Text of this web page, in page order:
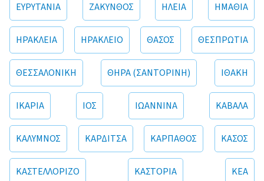
ΕΥΡΥΤΑΝΙΑ ΖΑΚΥΝΘΟΣ ΗΛΕΙΑ ΗΜΑΘΙΑ
ΗΡΑΚΛΕΙΑ ΗΡΑΚΛΕΙΟ ΘΑΣΟΣ ΘΕΣΠΡΩΤΙΑ
ΘΕΣΣΑΛΟΝΙΚΗ ΘΗΡΑ (ΣΑΝΤΟΡΙΝΗ) ΙΘΑΚΗ
ΙΚΑΡΙΑ ΙΟΣ ΙΩΑΝΝΙΝΑ ΚΑΒΑΛΑ
ΚΑΛΥΜΝΟΣ ΚΑΡΔΙΤΣΑ ΚΑΡΠΑΘΟΣ ΚΑΣΟΣ
ΚΑΣΤΕΛΛΟΡΙΖΟ ΚΑΣΤΟΡΙΑ ΚΕΑ